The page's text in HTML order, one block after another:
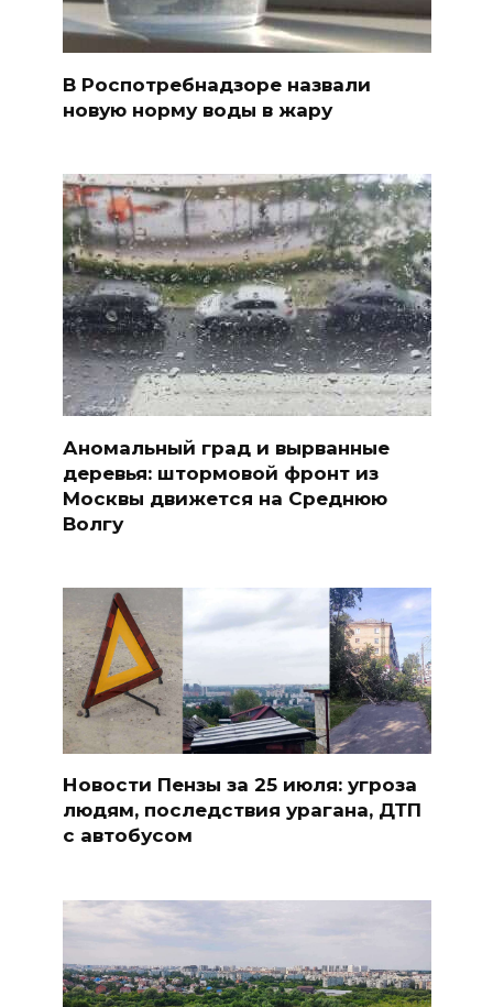
В Роспотребнадзоре назвали
новую норму воды в жару
Аномальный град и вырванные
деревья: штормовой фронт из
Москвы движется на Среднюю
Волгу
Новости Пензы за 25 июля: угроза
людям, последствия урагана, ДТП
с автобусом